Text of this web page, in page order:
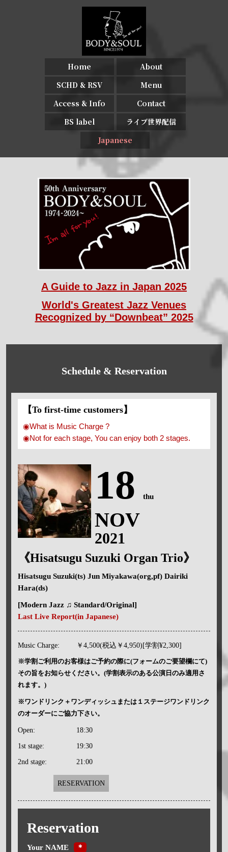
Home
About
SCHD & RSV
Menu
Access & Info
Contact
BS label
ライブ世界配信
Japanese
A Guide to Jazz in Japan 2025
World's Greatest Jazz Venues
Recognized by “Downbeat” 2025
Schedule & Reservation
【To first-time customers】
◉What is Music Charge ?
◉Not for each stage, You can enjoy both 2 stages.
18 thu
NOV
2021
《Hisatsugu Suzuki Organ Trio》
Hisatsugu Suzuki(ts) Jun Miyakawa(org,pf) Dairiki
Hara(ds)
[Modern Jazz ♫ Standard/Original]
Last Live Report(in Japanese)
Music Charge: ￥4,500(税込￥4,950)[学割¥2,300]
※学割ご利用のお客様はご予約の際に(フォームのご要望欄にて)
その旨をお知らせください。(学割表示のある公演日のみ適用さ
れます。)
※ワンドリンク＋ワンディッシュまたは１ステージワンドリンク
のオーダーにご協力下さい。
Open: 18:30
1st stage: 19:30
2nd stage: 21:00
RESERVATION
Reservation
Your NAME ＊